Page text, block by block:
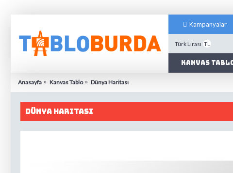
Kampanyalar
Türk Lirası TL
Kanvas
Anasayfa Kanvas Tablo Dünya Haritası
Dünya Haritası